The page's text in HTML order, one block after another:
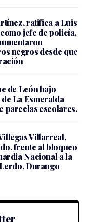
ratifica a Luis
jefe de policía,
negros desde que
de León bajo
La Esmeralda
parcelas escolares.
Villarreal,
frente al bloqueo
Nacional a la
Durango